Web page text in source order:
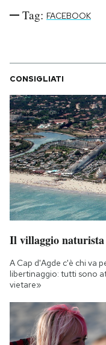
Tag: FACEBOOK
CONSIGLIATI
Il villaggio naturista
A Cap d'Agde c'è chi va
libertinaggio: tutti sono
vietare»